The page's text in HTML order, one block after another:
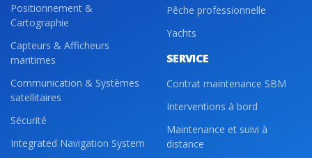
Positionnement &
Cartographie
Capteurs & Afficheurs
maritimes
Communication & Systèmes
satellitaires
Sécurité
Integrated Navigation System
Pêche professionnelle
Yachts
SERVICE
Contrat maintenance SBM
Interventions à bord
Maintenance et suivi à
distance